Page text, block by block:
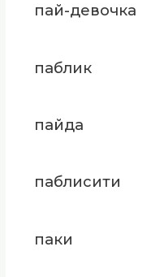
пай-девочка
паблик
пайда
паблисити
паки